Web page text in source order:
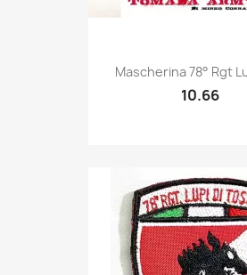
Quick view
Mascherina 78° Rgt
10.66